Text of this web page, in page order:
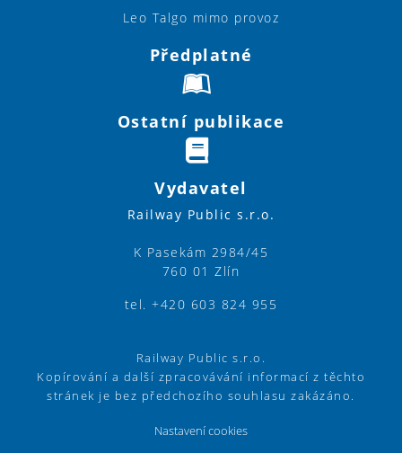
Leo Talgo mimo provoz
Předplatné
Ostatní publikace
Vydavatel
Railway Public s.r.o.
K Pasekám 2984/45
760 01 Zlín
tel. +420 603 824 955
Railway Public s.r.o.
Kopírování a další zpracovávání informací z těchto
stránek je bez předchozího souhlasu zakázáno.
Nastavení cookies